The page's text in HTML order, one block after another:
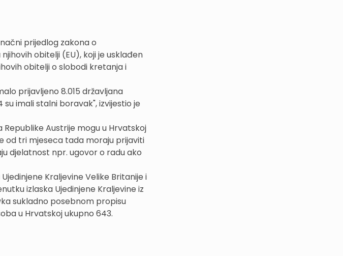
prijedlog zakona o
obitelji (EU), koji je usklađen
obitelji o slobodi kretanja i
prijavljeno 8.015 državljana
imali stalni boravak", izvijestio je
Austrije mogu u Hrvatskoj
od tri mjeseca tada moraju prijaviti
djelatnost npr. ugovor o radu ako
Kraljevine Velike Britanije i
izlaska Ujedinjene Kraljevine iz
sukladno posebnom propisu
u Hrvatskoj ukupno 643.